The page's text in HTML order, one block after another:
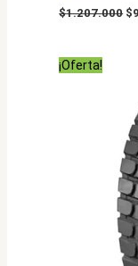
$1.207.000 El
$
¡Oferta!